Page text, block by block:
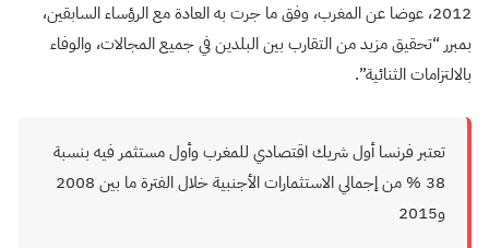
2012، عوضا عن المغرب، وفق ما جرت به العادة مع الرؤساء السابقين،
بمبرر “تحقيق مزيد من التقارب بين البلدين في جميع المجالات، والوفاء
بالالتزامات الثنائية”.
تعتبر فرنسا أول شريك اقتصادي للمغرب وأول مستثمر فيه بنسبة
38
%
من إجمالي الاستثمارات الأجنبية خلال الفترة ما بين 2008
و2015